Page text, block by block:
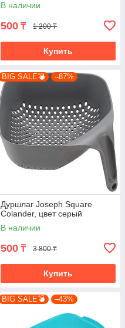
В наличии
500 ₸ 1 200 ₸
Купить
BIG SALE💣 –87%
Дуршлаг Joseph Square
Colander, цвет серый
В наличии
500 ₸ 3 800 ₸
Купить
BIG SALE💣 –43%